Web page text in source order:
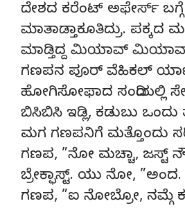
ದೇಶದ ಕರೆಂಟ್ ಅಫೇರ್ಸ್ ಬಗ್ಗೆ
ಮಾತಾಡ್ತಾಕೂತಿದ್ರು. ಪಕ್ಕದ
ಮಾಡ್ತಿದ್ದ ಮಿಯಾವ್
ಗಣಪನ ಪೂರ್ ವೆಹಿಕಲ್
ಹೋಗಿಸೋಫಾದ ಸಂದಿಯಲ್ಲಿ
ಬಿಸಿಬಿಸಿ ಇಡ್ಲಿ, ಕಡುಬು ಒಂದು
ಮಗ ಗಣಪನಿಗೆ ಮತ್ತೊಂದು
ಗಣಪ, ”ನೋ ಮಚ್ಚಾ, ಜಸ್ಟ್
ಬ್ರೇಕ್ಫಾಸ್ಟ್. ಯು ನೋ,
ಗಣಪ, ”ಐ ನೋಬ್ರೋ, ನಮ್ಗೆ